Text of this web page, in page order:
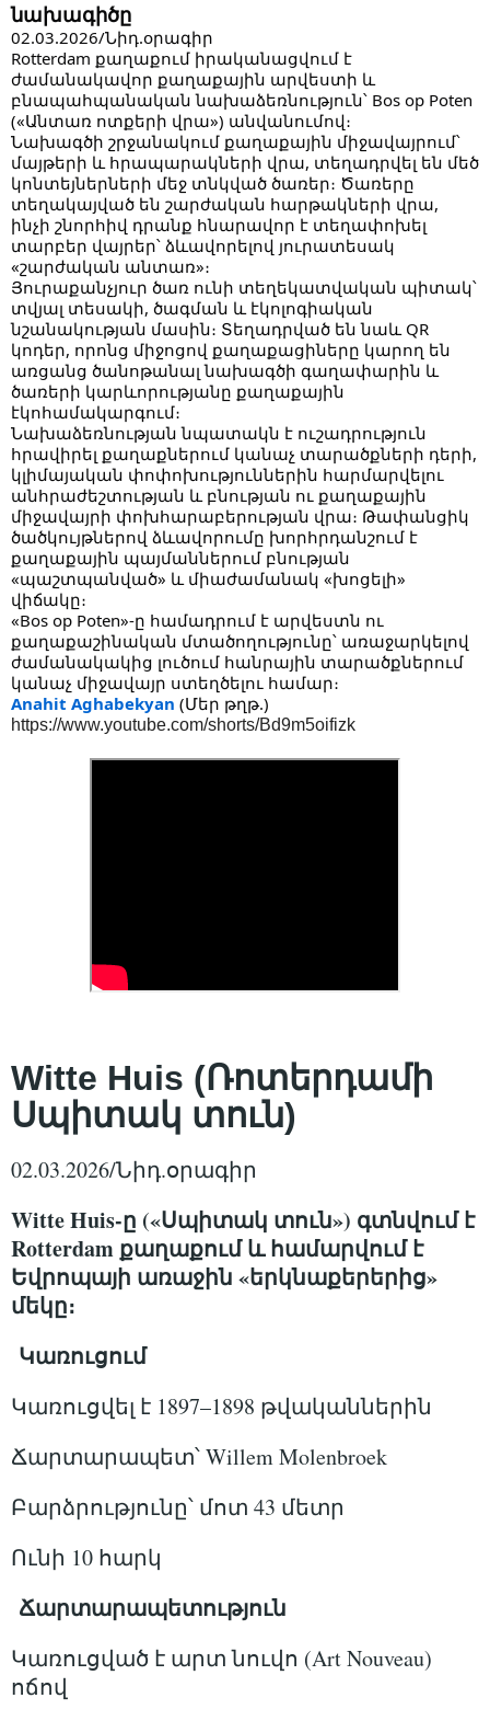
նախագիծը
02.03.2026/Նիդ.օրագիր
Rotterdam քաղաքում իրականացվում է
ժամանակավոր քաղաքային արվեստի և
բնապահպանական նախաձեռնություն՝ Bos op Poten
(«Անտառ ոտքերի վրա») անվանումով։
Նախագծի շրջանակում քաղաքային միջավայրում՝
մայթերի և հրապարակների վրա, տեղադրվել են մեծ
կոնտեյներների մեջ տնկված ծառեր։ Ծառերը
տեղակայված են շարժական հարթակների վրա,
ինչի շնորհիվ դրանք հնարավոր է տեղափոխել
տարբեր վայրեր՝ ձևավորելով յուրատեսակ
«շարժական անտառ»։
Յուրաքանչյուր ծառ ունի տեղեկատվական պիտակ՝
տվյալ տեսակի, ծագման և էկոլոգիական
նշանակության մասին։ Տեղադրված են նաև QR
կոդեր, որոնց միջոցով քաղաքացիները կարող են
առցանց ծանոթանալ նախագծի գաղափարին և
ծառերի կարևորությանը քաղաքային
էկոհամակարգում։
Նախաձեռնության նպատակն է ուշադրություն
հրավիրել քաղաքներում կանաչ տարածքների դերի,
կլիմայական փոփոխություններին հարմարվելու
անհրաժեշտության և բնության ու քաղաքային
միջավայրի փոխհարաբերության վրա։ Թափանցիկ
ծածկույթներով ձևավորումը խորհրդանշում է
քաղաքային պայմաններում բնության
«պաշտպանված» և միաժամանակ «խոցելի»
վիճակը։
«Bos op Poten»-ը համադրում է արվեստն ու
քաղաքաշինական մտածողությունը՝ առաջարկելով
ժամանակակից լուծում հանրային տարածքներում
կանաչ միջավայր ստեղծելու համար։
Anahit Aghabekyan (Մեր թղթ.)
https://www.youtube.com/shorts/Bd9m5oifizk
Witte Huis (Ռոտերդամի
Սպիտակ տուն)
02.03.2026/Նիդ.օրագիր
Witte Huis-ը («Սպիտակ տուն») գտնվում է
Rotterdam քաղաքում և համարվում է
Եվրոպայի առաջին «երկնաքերերից»
մեկը։
Կառուցում
Կառուցվել է 1897–1898 թվականներին
Ճարտարապետ՝ Willem Molenbroek
Բարձրությունը՝ մոտ 43 մետր
Ունի 10 հարկ
Ճարտարապետություն
Կառուցված է արտ նուվո (Art Nouveau)
ոճով